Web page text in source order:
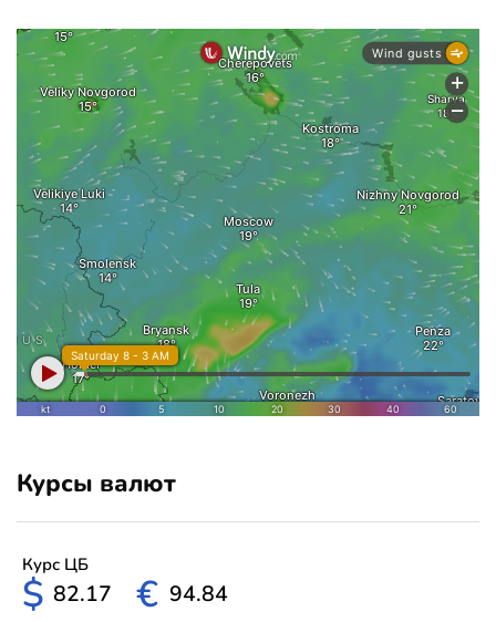
Курсы валют
Курс ЦБ
$ 82.17 € 94.84